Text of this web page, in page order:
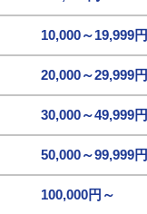
10,000～19,999円
20,000～29,999円
30,000～49,999円
50,000～99,999円
100,000円～